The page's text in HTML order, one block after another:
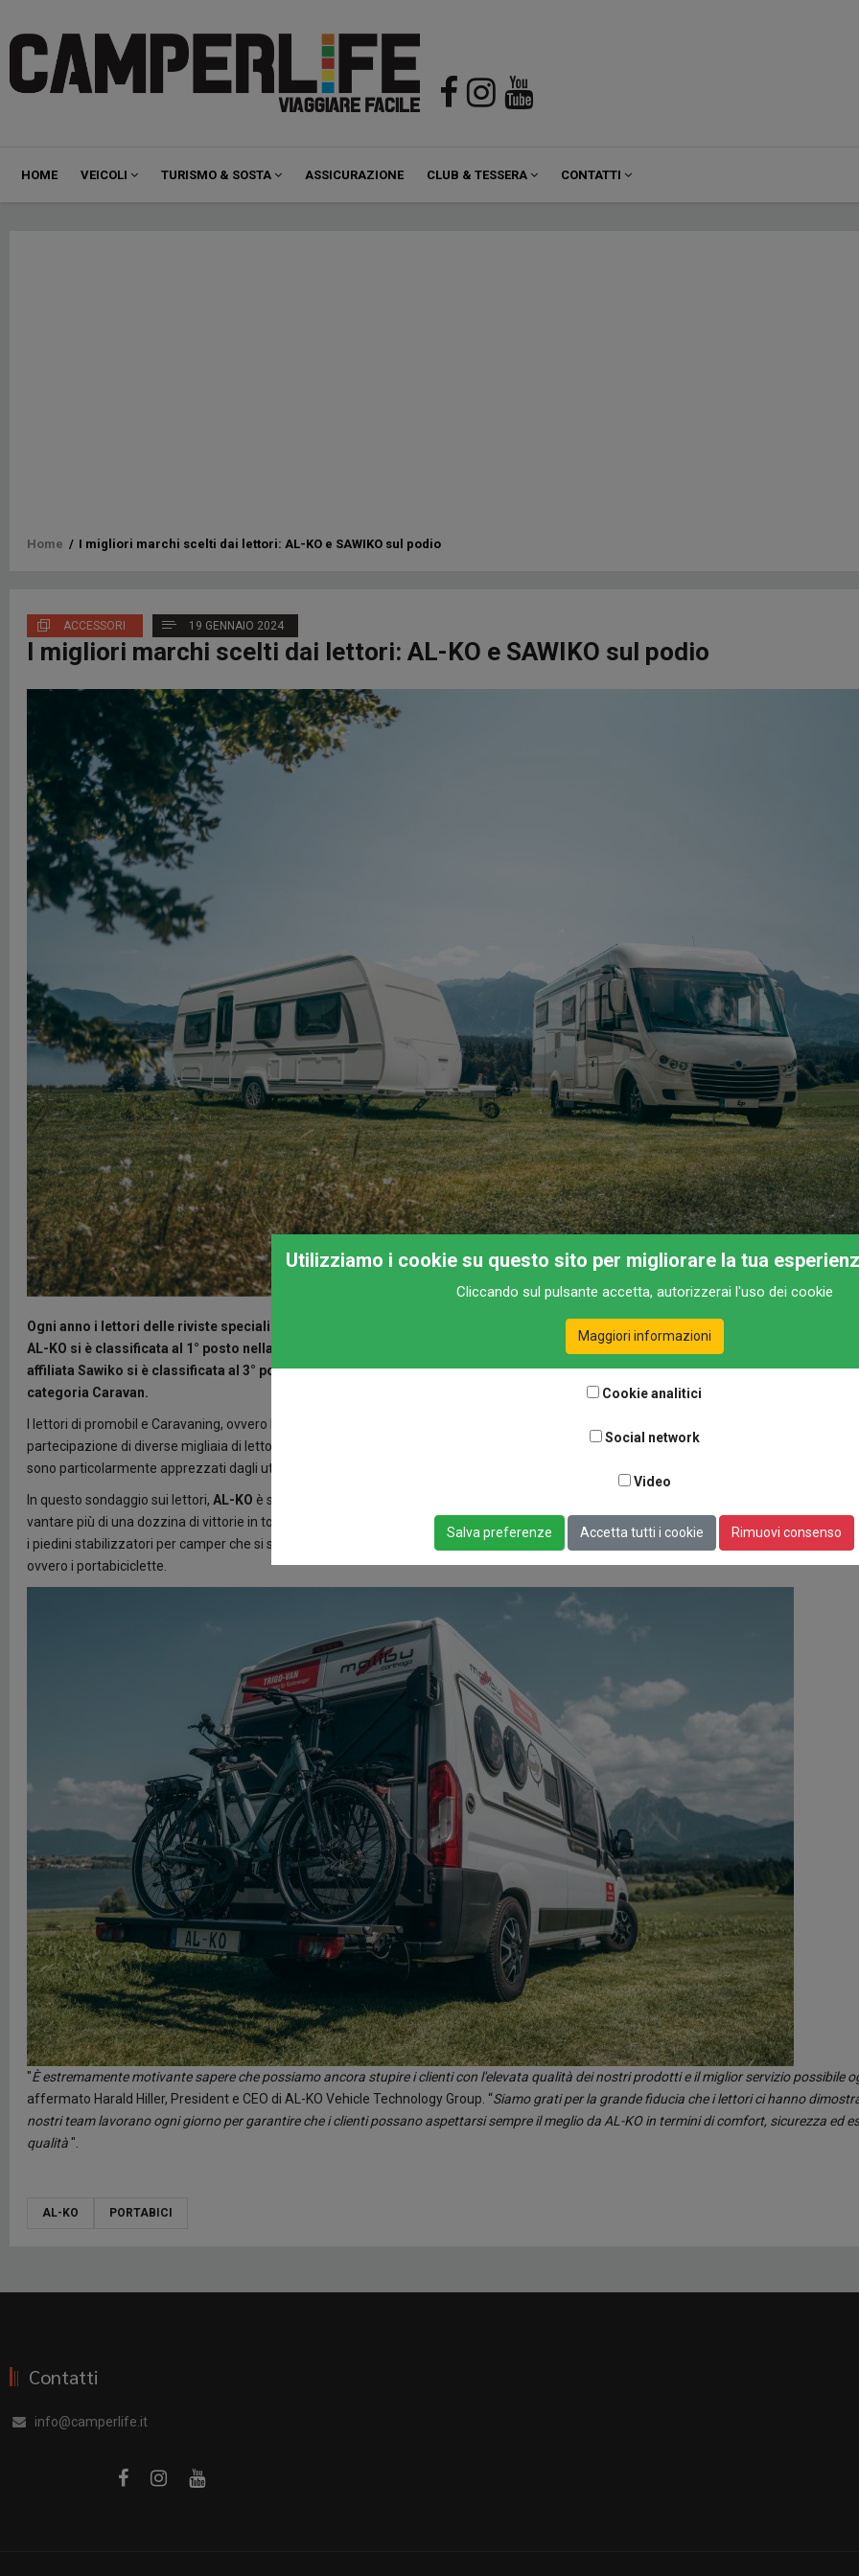
Navigazione
principale
HOME VEICOLI TURISMO & SOSTA ASSICURAZIONE CLUB & TESSERA CONTATTI
Briciole
pane
Home / I migliori marchi scelti dai lettori: AL-KO e SAWIKO sul podio
ACCESSORI 19 GENNAIO 2024
I migliori marchi scelti dai lettori: AL-KO e SAWIKO sul podio
Ogni anno i lettori delle riviste specializzate promobil e Caravaning votano le migliori marche nel mercato dei veicoli ricreazionali.
AL-KO si è classificata al 1° posto nella categoria Motorhome Chassis Technology e al 2° posto per i suoi piedini stabilizzatori,
affiliata Sawiko si è classificata al 3° posto nella categoria portabiciclette. I sistemi di manovra AL-KO hanno conquistato il 1°
categoria Caravan.
I lettori di promobil e Caravaning, ovvero le principali riviste specializzate europee, hanno votato ancora una volta per i loro marchi preferiti.
partecipazione di diverse migliaia di lettori, i premi forniscono informazioni utili su quali produttori e prodotti nel mercato dei veicoli per il
sono particolarmente apprezzati dagli utenti.
In questo sondaggio sui lettori, AL-KO è stata nominata ancora una volta Best Brand nella categoria Motorhome Chassis Technology,
vantare più di una dozzina di vittorie in totale. AL-KO è stata votata anche come Best Brand per i suoi sistemi di manovra per caravan.
i piedini stabilizzatori per camper che si sono classificati al 2° posto. Sawiko ha conquistato il 3° posto nella categoria Bicycle Carriers for
ovvero i portabiciclette.
"È estremamente motivante sapere che possiamo ancora stupire i clienti con l'elevata qualità dei nostri prodotti e il miglior servizio possibile
affermato Harald Hiller, President e CEO di AL-KO Vehicle Technology Group. “Siamo grati per la grande fiducia che i lettori ci hanno
nostri team lavorano ogni giorno per garantire che i clienti possano aspettarsi sempre il meglio da AL-KO in termini di comfort, sicurezza ed
qualità".
AL-KO PORTABICI
Contatti
info@camperlife.it
Utilizziamo i cookie su questo sito per migliorare la tua
Cliccando sul pulsante accetta, autorizzerai l'uso dei cookie
Maggiori informazioni
Cookie analitici
Social network
Video
Salva preferenze Accetta tutti i cookie Rimuovi consenso